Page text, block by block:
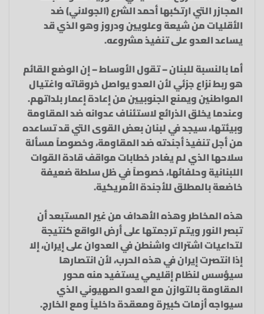
المجازر التي ارتكبها أحمد الشرع (الجولاني) ضد
الأقليات من شيعة وعلويين ودروز وهو الذي قد
يساعد العدو على تنفيذ مشروعه.
أما بالنسبة للبنان – تقول الأوساط – إن الوضع القائم
هو ربط نزاع جزئي لأن العدو يواصل خروقاته واغتيال
المواطنين ويمنع الجنوبيين من إعادة إعمار بلداتهم.
وعندما يخلق الذرائع لاستئناف عدوانه ضد المقاومة
وبيئتها، سيجد في لبنان بعض القوى التي قد تساعده
من أجل تنفيذ أجندته ضد المقاومة، وخصوصاً مسألة
سلاحها الذي لم يغادر خطابات مواقف قادة القوات
اللبنانية وحلفائها، خصوصاً في ظل سلطة ضعيفة
خاضعة بالمطلق للأجندة الأمريكية.
هذه المخاطر وهذه الأهداف من غير المستبعد أن
تبصر النور ويتم ترجمتها على أرض الواقع كنتيجة
لتداعيات اشتراك واشنطن في العدوان على إيران، إلا
إذا انتصرت إيران في هذه الحرب، لأن انتصارها
سيؤسس لنظام إقليمي يستفيد منه محور
المقاومة بالتوازن مع العدو الصهيوني الذي
سيواجه أزمات كبيرة ومعقدة داخلياً ومع الخارج.